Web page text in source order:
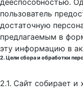
дееспособностью.
пользователь
достаточную
предлагаемым в
эту информацию в
2. Цели сбора и обработки
2.1. Сайт собирает и